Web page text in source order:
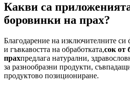
Какви са
боровинки на прах?
Благодарение на изключителните
и гъвкавостта на обработката,сок от
прахпредлага натурални,
за разнообразни продукти,
продуктово позициониране.